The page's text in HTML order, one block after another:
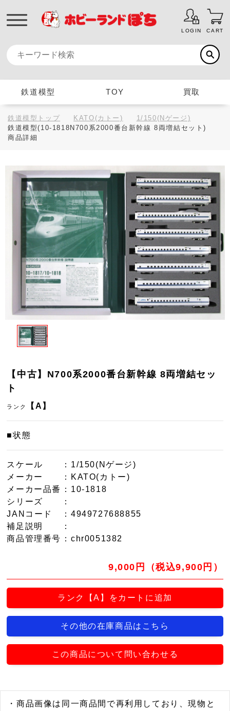
LOGIN CART
鉄道模型 TOY 買取
鉄道模型トップ KATO(カトー)
1/150(Nゲージ)
鉄道模型(10-1818N700系2000番台新幹線 8両増結セット)
商品詳細
【中古】N700系2000番台新幹線 8両増結セッ
ト
ランク 【A】
■状態
スケール
：1/150(Nゲージ)
メーカー
：KATO(カトー)
メーカー品番
：10-1818
シリーズ
：
JANコード
：4949727688855
補足説明
：
商品管理番号 ：chr0051382
9,000円（税込9,900円）
ランク【A】をカートに追加
その他の在庫商品はこちら
この商品について問い合わせる
・商品画像は同一商品間で再利用しており、現物と